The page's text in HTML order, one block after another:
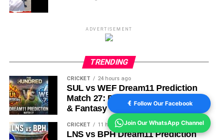
ADVERTISEMENT
TRENDING
CRICKET 24 hours ago
SUL vs WEF Dream11 Prediction
Match 27: Pitch Report, Playing XI
& Fantasy Tips
CRICKET 11 hours ago
LNS vs BPH Dream11 Prediction
Follow Our Facebook
Join Our WhatsApp Channel